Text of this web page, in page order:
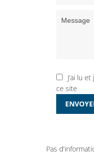
J’ai lu
ce site
Pas